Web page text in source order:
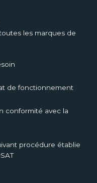
les marques de
de fonctionnement
conformité avec la
procédure établie